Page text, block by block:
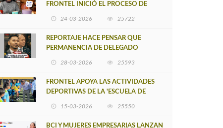
FRONTEL INICIÓ EL PROCESO DE
24-03-2026 25722
REPORTAJE HACE PENSAR QUE
PERMANENCIA DE DELEGADO
28-03-2026 25593
FRONTEL APOYA LAS ACTIVIDADES
DEPORTIVAS DE LA 'ESCUELA DE
15-03-2026 25550
BCI Y MUJERES EMPRESARIAS LANZAN